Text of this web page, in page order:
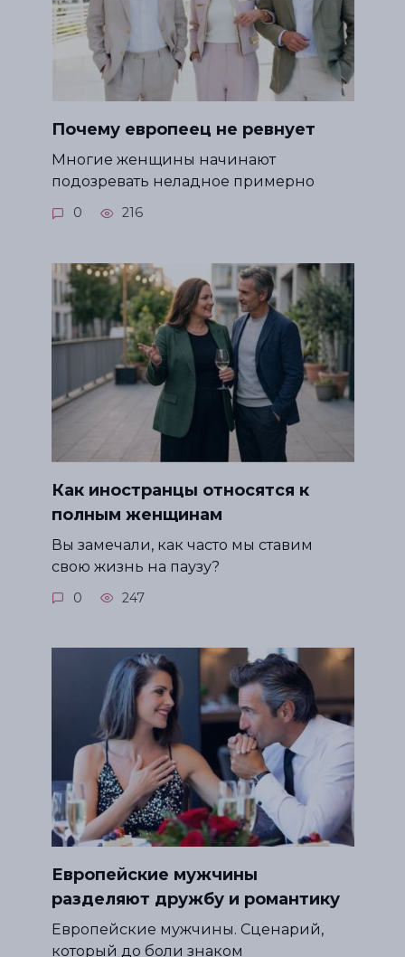
Почему европеец не ревнует
Многие женщины начинают
подозревать неладное примерно
0 216
Как иностранцы относятся к
полным женщинам
Вы замечали, как часто мы ставим
свою жизнь на паузу?
0 247
Европейские мужчины
разделяют дружбу и романтику
Европейские мужчины. Сценарий,
который до боли знаком